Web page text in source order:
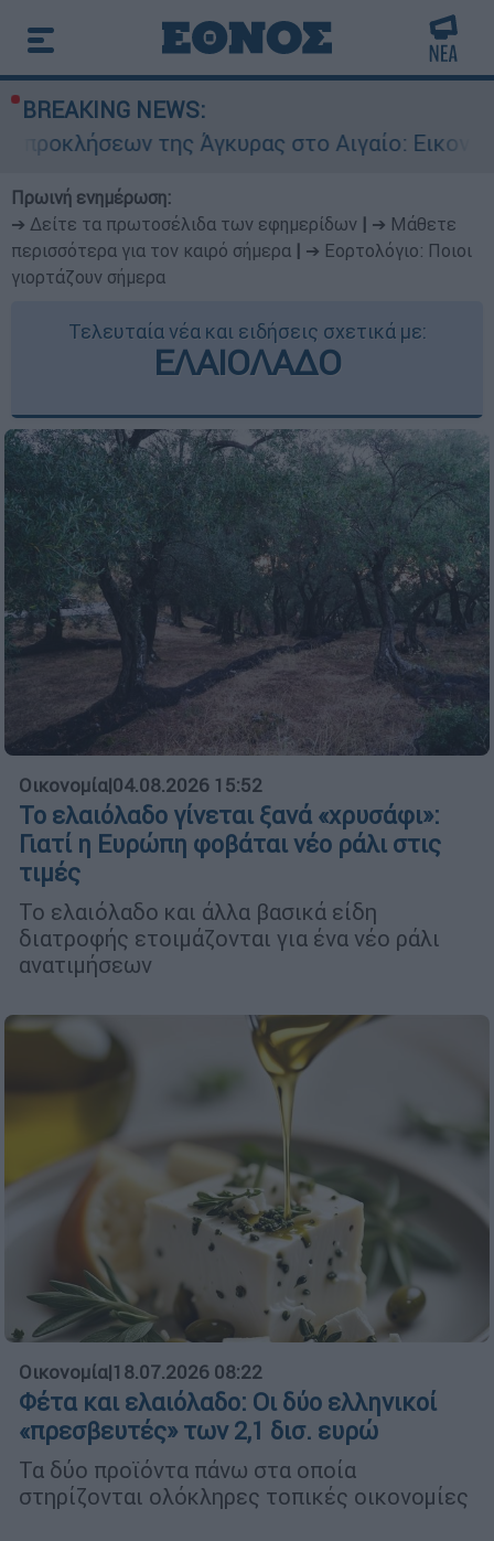
BREAKING NEWS:
Άγκυρας στο Αιγαίο: Εικονική αερομαχία
Πρωινή ενημέρωση:
➔ Δείτε τα πρωτοσέλιδα των εφημερίδων
➔ Μάθετε
περισσότερα για τον καιρό σήμερα
➔ Εορτολόγιο: Ποιοι
γιορτάζουν σήμερα
Τελευταία νέα και ειδήσεις σχετικά με:
ΕΛΑΙΟΛΑΔΟ
Οικονομία|04.08.2026 15:52
Το ελαιόλαδο γίνεται ξανά «χρυσάφι»:
Γιατί η Ευρώπη φοβάται νέο ράλι στις
τιμές
Το ελαιόλαδο και άλλα βασικά είδη
διατροφής ετοιμάζονται για ένα νέο ράλι
ανατιμήσεων
Οικονομία|18.07.2026 08:22
Φέτα και ελαιόλαδο: Οι δύο ελληνικοί
«πρεσβευτές» των 2,1 δισ. ευρώ
Τα δύο προϊόντα πάνω στα οποία
στηρίζονται ολόκληρες τοπικές οικονομίες